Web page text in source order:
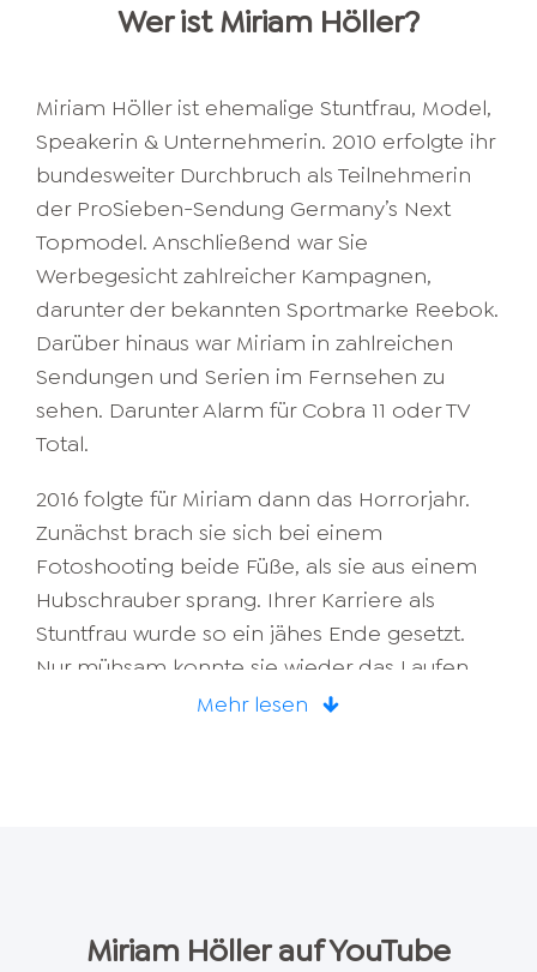
Wer istMiriam Höller?
Miriam Höller ist ehemalige Stuntfrau, Model,
Speakerin & Unternehmerin. 2010 erfolgte ihr
bundesweiter Durchbruch als Teilnehmerin
der ProSieben-Sendung Germany’s Next
Topmodel. Anschließend war Sie
Werbegesicht zahlreicher Kampagnen,
darunter der bekannten Sportmarke Reebok.
Darüber hinaus war Miriam in zahlreichen
Sendungen und Serien im Fernsehen zu
sehen. Darunter Alarm für Cobra 11 oder TV
Total.
2016 folgte für Miriam dann das Horrorjahr.
Zunächst brach sie sich bei einem
Fotoshooting beide Füße, als sie aus einem
Hubschrauber sprang. Ihrer Karriere als
Stuntfrau wurde so ein jähes Ende gesetzt.
Nur mühsam konnte sie wieder das Laufen
erlernen. Zudem verunglückte im selben Jahr
Mehr lesen
Miriam Höllerauf YouTube